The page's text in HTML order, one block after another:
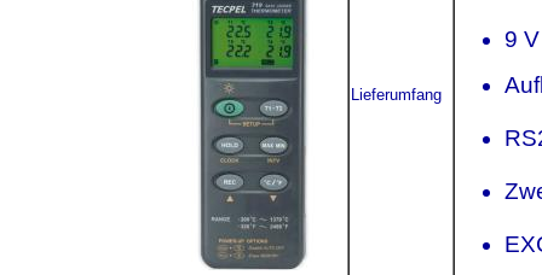
Lieferumfang
9